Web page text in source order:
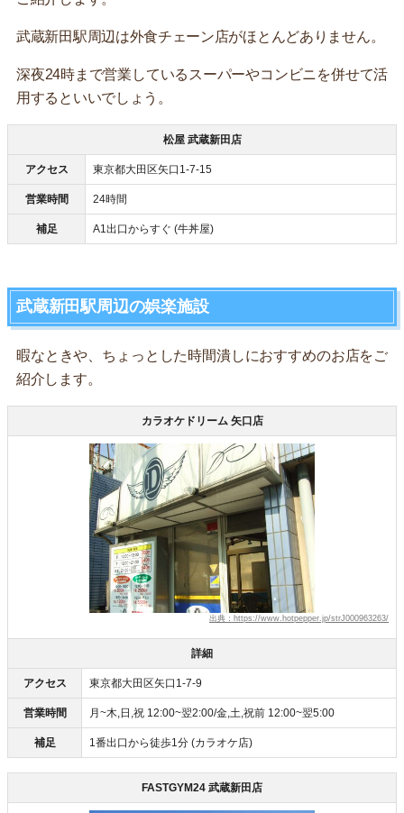
武蔵新田駅周辺は外食チェーン店がほとんどありません。
深夜24時まで営業しているスーパーやコンビニを併せて活
用するといいでしょう。
松屋 武蔵新田店
アクセス 東京都大田区矢口1-7-15
営業時間 24時間
補足 A1出口からすぐ (牛丼屋)
武蔵新田駅周辺の娯楽施設
暇なときや、ちょっとした時間潰しにおすすめのお店をご
紹介します。
カラオケドリーム 矢口店
出典：https://www.hotpepper.jp/strJ000963263/
詳細
アクセス 東京都大田区矢口1-7-9
営業時間 月~木,日,祝 12:00~翌2:00/金,土,祝前 12:00~翌5:00
補足 1番出口から徒歩1分 (カラオケ店)
FASTGYM24 武蔵新田店